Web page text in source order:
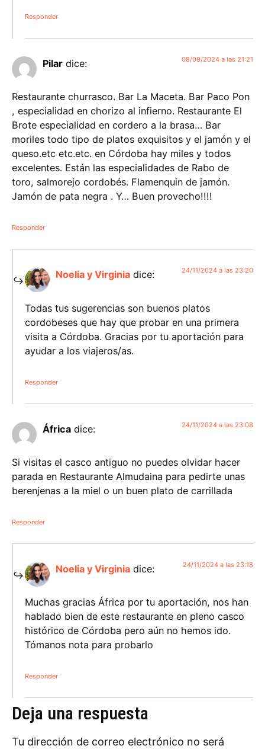
Responder
Pilar dice: 08/09/2024 a las 21:21
Restaurante churrasco. Bar La Maceta. Bar Paco Pon
, especialidad en chorizo al infierno. Restaurante El
Brote especialidad en cordero a la brasa… Bar
moriles todo tipo de platos exquisitos y el jamón y el
queso.etc etc.etc. en Córdoba hay miles y todos
excelentes. Están las especialidades de Rabo de
toro, salmorejo cordobés. Flamenquin de jamón.
Jamón de pata negra . Y… Buen provecho!!!!
Responder
Noelia y Virginia dice: 24/11/2024 a las 23:20
Todas tus sugerencias son buenos platos
cordobeses que hay que probar en una primera
visita a Córdoba. Gracias por tu aportación para
ayudar a los viajeros/as.
Responder
África dice: 24/11/2024 a las 23:08
Si visitas el casco antiguo no puedes olvidar hacer
parada en Restaurante Almudaina para pedirte unas
berenjenas a la miel o un buen plato de carrillada
Responder
Noelia y Virginia dice: 24/11/2024 a las 23:18
Muchas gracias África por tu aportación, nos han
hablado bien de este restaurante en pleno casco
histórico de Córdoba pero aún no hemos ido.
Tómanos nota para probarlo
Responder
Deja una respuesta
Tu dirección de correo electrónico no será